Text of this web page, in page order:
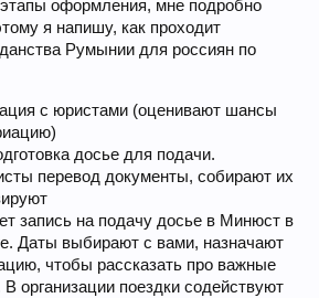
оформления, мне подробно
я напишу, как проходит
Румынии для россиян по
с юристами (оценивают шансы
досье для подачи.
перевод документы, собирают их
запись на подачу досье в Минюст в
Даты выбирают с вами, назначают
чтобы рассказать про важные
организации поездки содействуют